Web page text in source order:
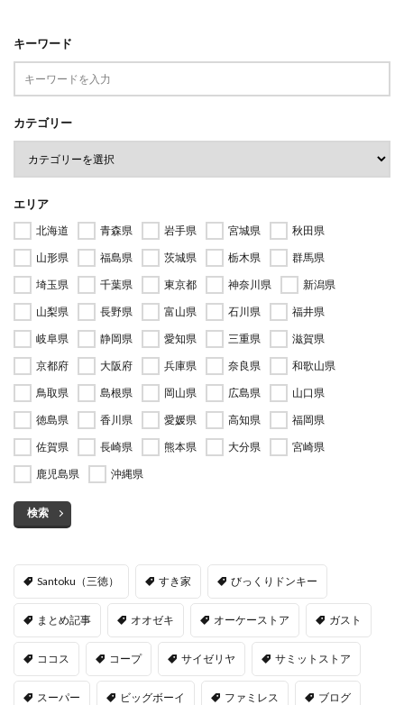
キーワード
カテゴリー
エリア
北海道 青森県 岩手県 宮城県
秋田県
山形県
福島県 茨城県 栃木県
群馬県
埼玉県
千葉県 東京都 神奈川県
新潟県
山梨県
長野県 富山県 石川県
福井県
岐阜県
静岡県 愛知県 三重県
滋賀県
京都府
大阪府 兵庫県 奈良県
和歌山県
鳥取県
島根県 岡山県 広島県
山口県
徳島県
香川県 愛媛県 高知県
福岡県
佐賀県
長崎県 熊本県 大分県
宮崎県
鹿児島県
沖縄県
検索
Santoku（三徳） すき家 びっくりドンキー
まとめ記事 オオゼキ オーケーストア ガスト
ココス コープ サイゼリヤ サミットストア
スーパー ビッグボーイ ファミレス ブログ